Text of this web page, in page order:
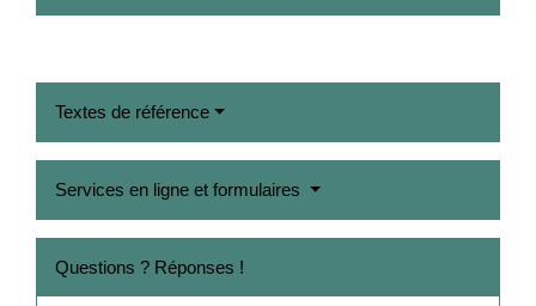
Textes de référence
Services en ligne et formulaires
Questions ? Réponses !